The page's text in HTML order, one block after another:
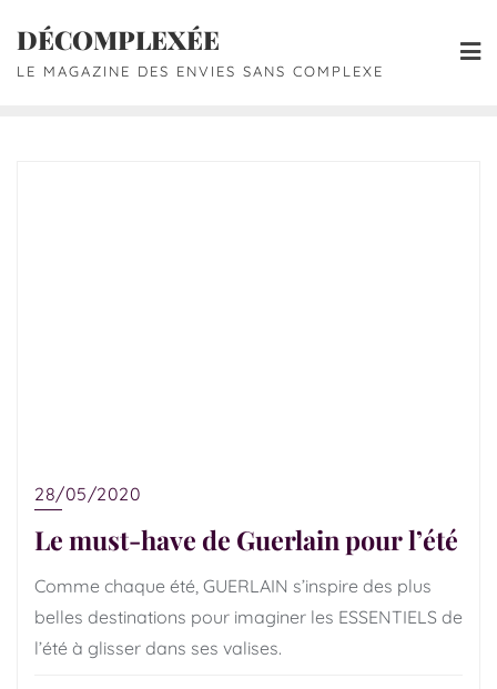
DÉCOMPLEXÉE
LE MAGAZINE DES ENVIES SANS COMPLEXE
28/05/2020
Le must-have de Guerlain pour l’été
Comme chaque été, GUERLAIN s’inspire des plus
belles destinations pour imaginer les ESSENTIELS de
l’été à glisser dans ses valises.